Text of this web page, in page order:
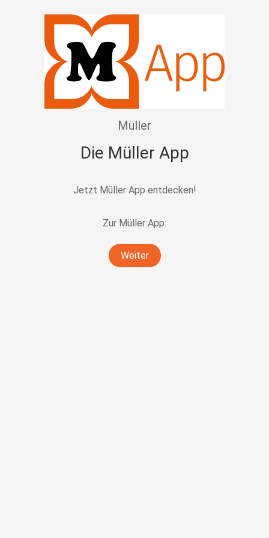
Müller
Die Müller App
Jetzt Müller App entdecken!
Zur Müller App:
Weiter